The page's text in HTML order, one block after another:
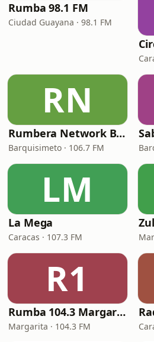
Rumba 98.1 FM
Ciudad Guayana · 98.1 FM
RN
Rumbera Network Barquisimeto
Barquisimeto · 106.7 FM
LM
La Mega
Caracas · 107.3 FM
R1
Rumba 104.3 Margarita FM
Margarita · 104.3 FM